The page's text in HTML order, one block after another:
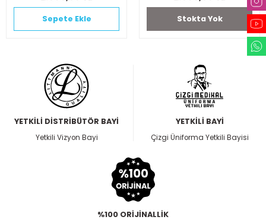
Sepete Ekle Stokta Yok
YETKİLİ DİSTRİBÜTÖR BAYİ
Yetkili Vizyon Bayi
YETKİLİ BAYİ
Çizgi Üniforma Yetkili Bayisi
%100 ORİJİNALLİK